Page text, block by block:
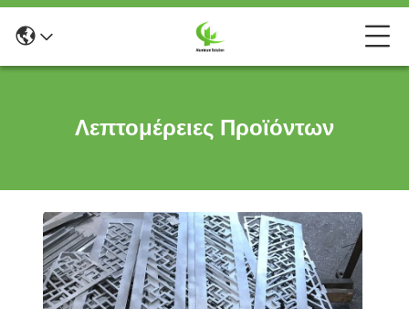
Λεπτομέρειες Προϊόντων